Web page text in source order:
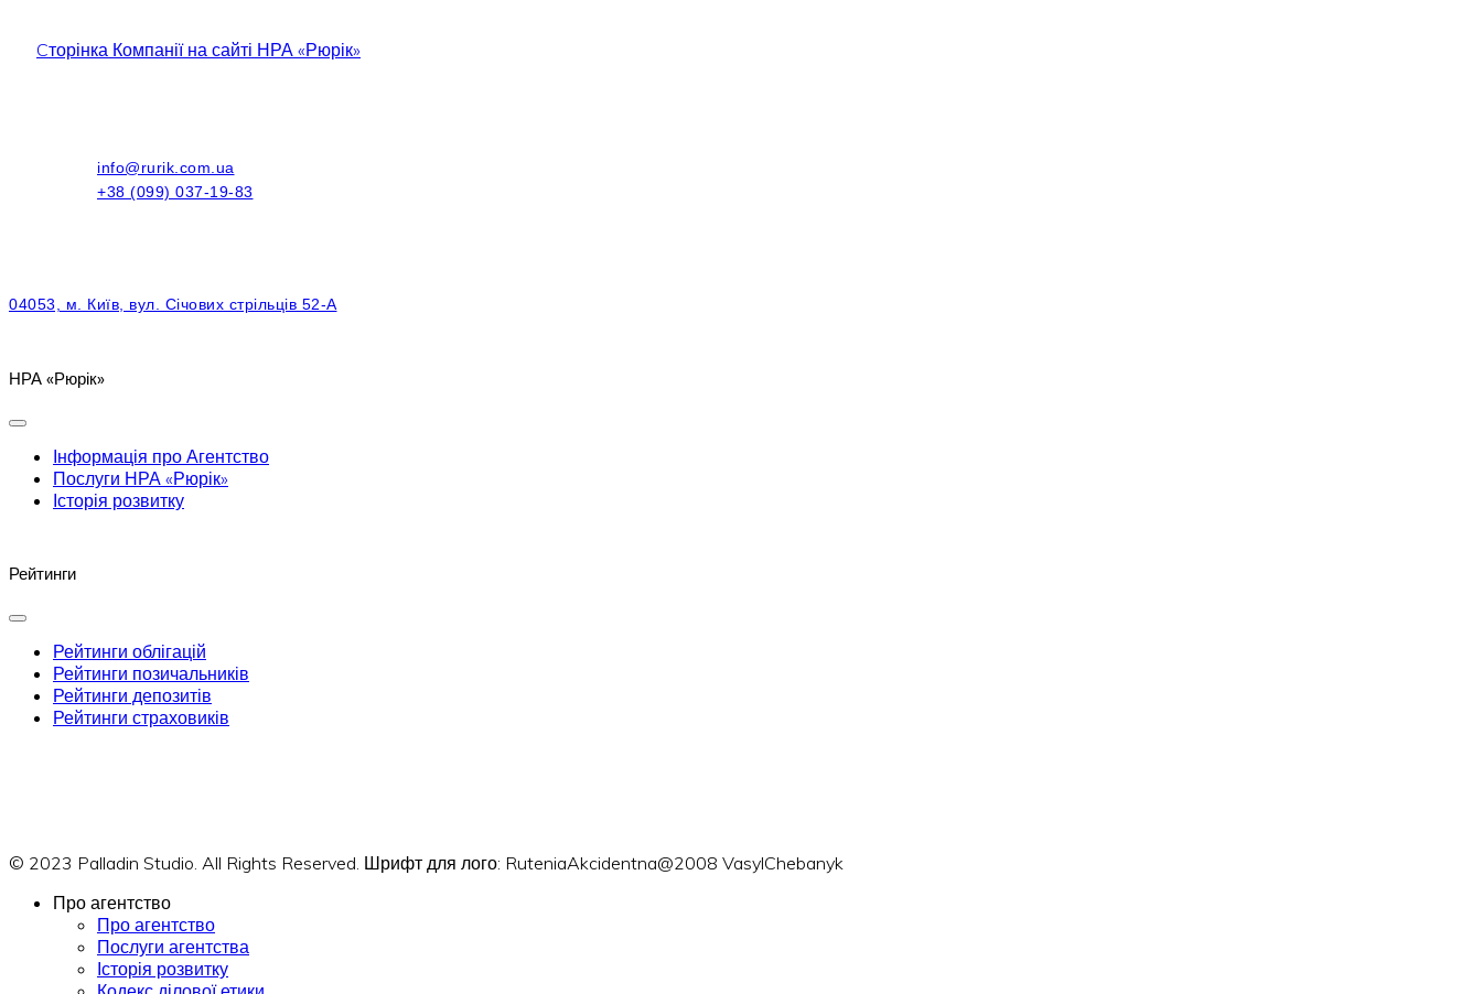
Cторінка Компанії на сайті НРА «Рюрік»
info@rurik.com.ua
+38 (099) 037-19-83
04053, м. Київ, вул. Січових стрільців 52-А
НРА «Рюрік»
Інформація про Агентство
Послуги НРА «Рюрік»
Історія розвитку
Рейтинги
Рейтинги облігацій
Рейтинги позичальників
Рейтинги депозитів
Рейтинги страховиків
© 2023 Palladin Studio. All Rights Reserved. Шрифт для лого: RuteniaAkcidentna@2008 VasylChebanyk
Про агентство
Про агентство
Послуги агентства
Історія розвитку